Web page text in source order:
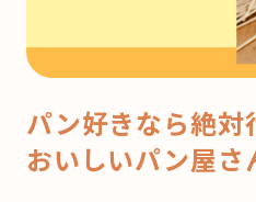
パン好きなら絶対
おいしいパン屋さ